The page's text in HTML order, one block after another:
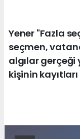
Yener "Fazla
seçmen,
algılar gerçeği
kişinin